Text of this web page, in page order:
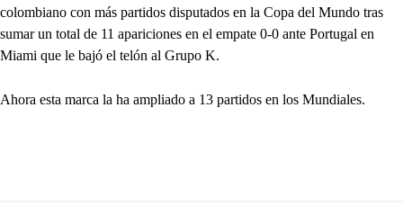
colombiano con más partidos disputados en la Copa del Mundo tras
sumar un total de 11 apariciones en el empate 0-0 ante Portugal en
Miami que le bajó el telón al Grupo K.
Ahora esta marca la ha ampliado a 13 partidos en los Mundiales.